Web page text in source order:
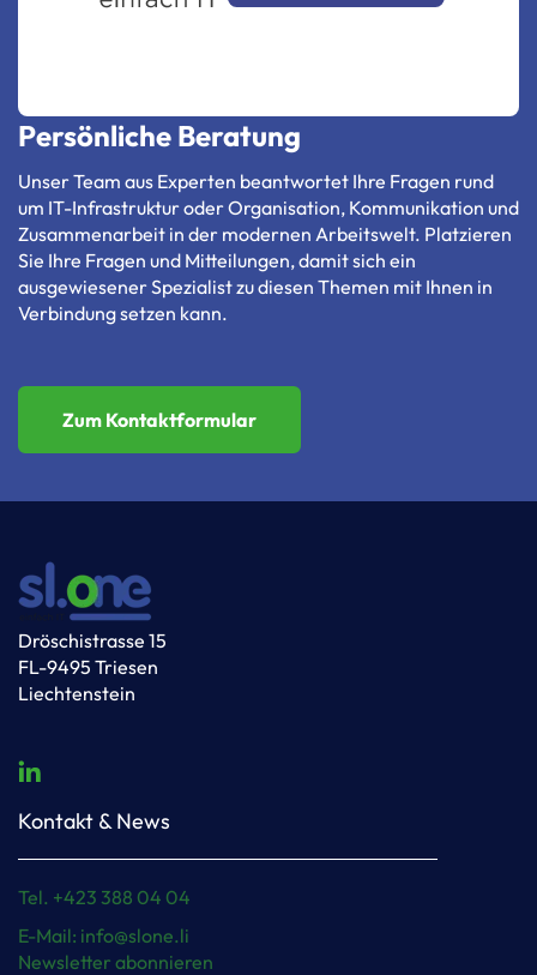
Persönliche Beratung
Unser Team aus Experten beantwortet Ihre Fragen rund
um IT-Infrastruktur oder Organisation, Kommunikation und
Zusammenarbeit in der modernen Arbeitswelt. Platzieren
Sie Ihre Fragen und Mitteilungen, damit sich ein
ausgewiesener Spezialist zu diesen Themen mit Ihnen in
Verbindung setzen kann.
Zum Kontaktformular
Dröschistrasse 15
FL-9495 Triesen
Liechtenstein
Kontakt & News
Tel. +423 388 04 04
E-Mail: info@slone.li
Newsletter abonnieren